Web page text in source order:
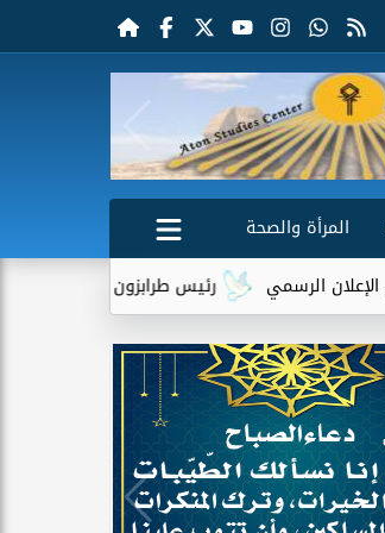
المرأة والصحة
رئيس طرابزون سبور يكشف دور تريزيجيه في